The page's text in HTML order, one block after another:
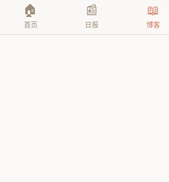
🏠
首页
📰
日报
📖
博客